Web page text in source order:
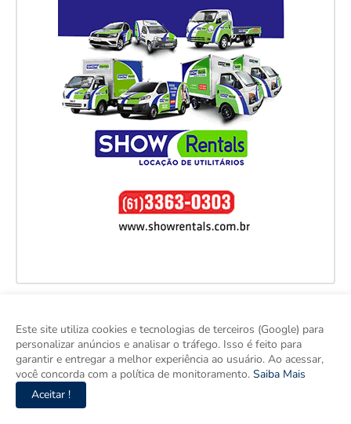
Este site utiliza cookies e tecnologias de terceiros (Google) para
personalizar anúncios e analisar o tráfego. Isso é feito para
garantir e entregar a melhor experiência ao usuário. Ao acessar,
você concorda com a política de monitoramento. Saiba Mais
Aceitar !